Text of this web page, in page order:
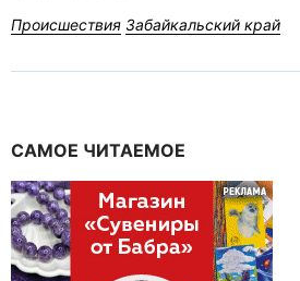
Происшествия Забайкальский край
САМОЕ ЧИТАЕМОЕ